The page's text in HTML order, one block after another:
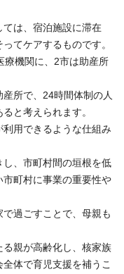
は、宿泊施設に滞在
てケアするものです。
療機関に、2市は助産所
所で、24時間体制の人
と考えられます。
用できるような仕組み
、市町村間の垣根を低
市町村に事業の重要性や
過ごすことで、母親も
親が高齢化し、核家族
体で育児支援を補うこ